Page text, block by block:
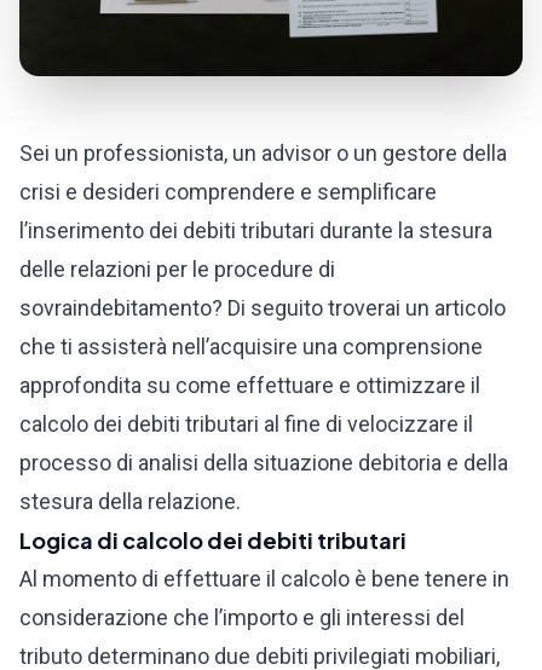
Sei un professionista, un advisor o un gestore della
crisi e desideri comprendere e semplificare
l’inserimento dei debiti tributari durante la stesura
delle relazioni per le procedure di
sovraindebitamento? Di seguito troverai un articolo
che ti assisterà nell’acquisire una comprensione
approfondita su come effettuare e ottimizzare il
calcolo dei debiti tributari al fine di velocizzare il
processo di analisi della situazione debitoria e della
stesura della relazione.
Logica di calcolo dei debiti tributari
Al momento di effettuare il calcolo è bene tenere in
considerazione che l’importo e gli interessi del
tributo determinano due debiti privilegiati mobiliari,